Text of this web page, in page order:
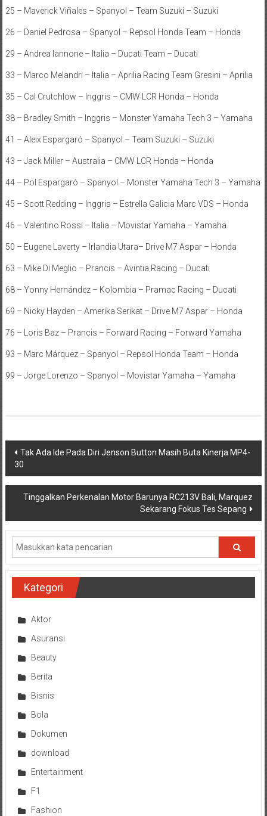
25 – Maverick Viñales – Spanyol – Team Suzuki – Suzuki
26 – Daniel Pedrosa – Spanyol – Repsol Honda Team – Honda
29 – Andrea Iannone – Italia – Ducati Team – Ducati
33 – Marco Melandri – Italia – Aprilia Racing Team Gresini – Aprilia
35 – Cal Crutchlow – Inggris – CMW LCR Honda – Honda
38 – Bradley Smith – Inggris – Monster Yamaha Tech 3 – Yamaha
41 – Aleix Espargaró – Spanyol – Team Suzuki – Suzuki
43 – Jack Miller – Australia – CMW LCR Honda – Honda
44 – Pol Espargaró – Spanyol – Monster Yamaha Tech 3 – Yamaha
45 – Scott Redding – Inggris – Estrella Galicia Marc VDS – Honda
46 – Valentino Rossi – Italia – Movistar Yamaha – Yamaha
50 – Eugene Laverty – Irlandia Utara– Drive M7 Aspar – Honda
63 – Mike Di Meglio – Prancis – Avintia Racing – Ducati
68 – Yonny Hernández – Kolombia – Pramac Racing – Ducati
69 – Nicky Hayden – Amerika Serikat – Drive M7 Aspar – Honda
76 – Loris Baz – Prancis – Forward Racing – Forward Yamaha
93 – Marc Márquez – Spanyol – Repsol Honda Team – Honda
99 – Jorge Lorenzo – Spanyol – Movistar Yamaha – Yamaha
Navigasi
pos
Tak Ada Ide Pada Diri Jenson Button Masih Buta Kinerja MP4-
30
Tinggalkan Perkenalan Motor Barunya RC213V Bali, Marquez
Sekarang Fokus Tes Sepang
Kategori
Aktor
Asuransi
Beauty
Berita
Bisnis
Bola
Dokumen
download
Entertainment
F1
Fashion